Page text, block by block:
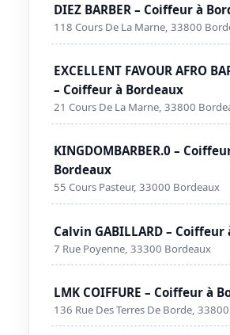
DIEZ BARBER – Coiffeur à
118 Cours De La Marne, 33800
EXCELLENT FAVOUR AFRO
– Coiffeur à Bordeaux
21 Cours De La Marne, 33800
KINGDOMBARBER.0 –
Bordeaux
55 Cours Pasteur, 33000 Bordeaux
Calvin GABILLARD –
7 Rue Poyenne, 33300 Bordeaux
LMK COIFFURE – Coiffeur à
136 Rue Des Terres De Borde,